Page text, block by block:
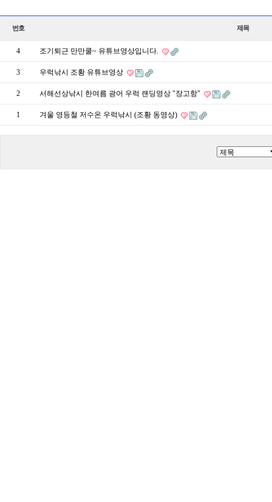
번호 제목
4 조기퇴근 만만쿨~ 유튜브영상입니다.
3 우럭낚시 조황 유튜브영상
2 서해선상낚시 한여름 광어 우럭 랜딩영상 "장고항"
1 겨울 영등철 저수온 우럭낚시 (조황 동영상)